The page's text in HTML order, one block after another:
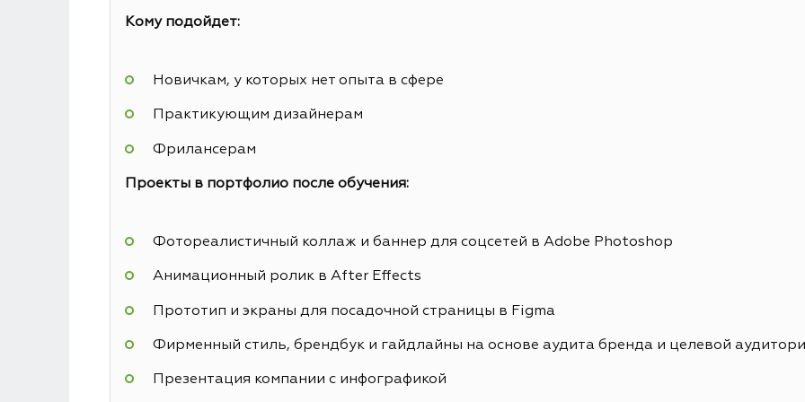
Кому подойдет:
Новичкам, у которых нет опыта в сфере
Практикующим дизайнерам
Фрилансерам
Проекты в портфолио после обучения:
Фотореалистичный коллаж и баннер для соцсетей в Adobe Photoshop
Анимационный ролик в After Effects
Прототип и экраны для посадочной страницы в Figma
Фирменный стиль, брендбук и гайдлайны на основе аудита бренда и целевой
Презентация компании с инфографикой